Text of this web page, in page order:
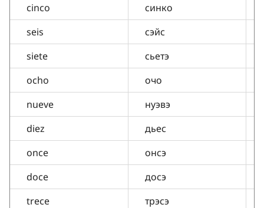
cinco
синко
seis
сэйс
siete
сьетэ
ocho
очо
nueve
нуэвэ
diez
дьес
once
онсэ
doce
досэ
trece
трэсэ